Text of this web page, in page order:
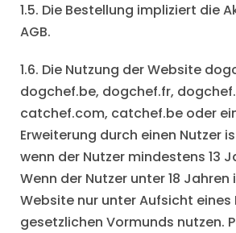
1.5. Die Bestellung impliziert die
AGB.
1.6. Die Nutzung der Website
dogchef.be, dogchef.fr,
catchef.com, catchef.be oder
Erweiterung durch einen Nutzer
wenn der Nutzer mindestens 13
Wenn der Nutzer unter 18
Website nur unter Aufsicht eines
gesetzlichen Vormunds nutzen.